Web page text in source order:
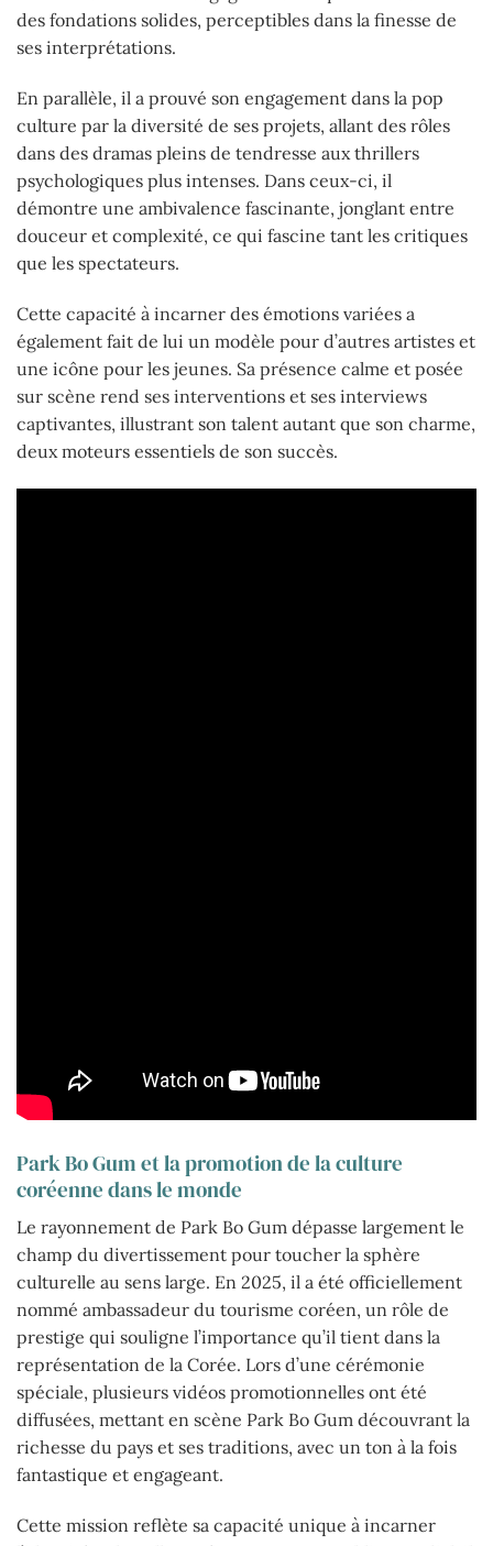
des fondations solides, perceptibles dans la finesse de
ses interprétations.
En parallèle, il a prouvé son engagement dans la pop
culture par la diversité de ses projets, allant des rôles
dans des dramas pleins de tendresse aux thrillers
psychologiques plus intenses. Dans ceux-ci, il
démontre une ambivalence fascinante, jonglant entre
douceur et complexité, ce qui fascine tant les critiques
que les spectateurs.
Cette capacité à incarner des émotions variées a
également fait de lui un modèle pour d’autres artistes et
une icône pour les jeunes. Sa présence calme et posée
sur scène rend ses interventions et ses interviews
captivantes, illustrant son talent autant que son charme,
deux moteurs essentiels de son succès.
Park Bo Gum et la promotion de la culture
coréenne dans le monde
Le rayonnement de Park Bo Gum dépasse largement le
champ du divertissement pour toucher la sphère
culturelle au sens large. En 2025, il a été officiellement
nommé ambassadeur du tourisme coréen, un rôle de
prestige qui souligne l’importance qu’il tient dans la
représentation de la Corée. Lors d’une cérémonie
spéciale, plusieurs vidéos promotionnelles ont été
diffusées, mettant en scène Park Bo Gum découvrant la
richesse du pays et ses traditions, avec un ton à la fois
fantastique et engageant.
Cette mission reflète sa capacité unique à incarner